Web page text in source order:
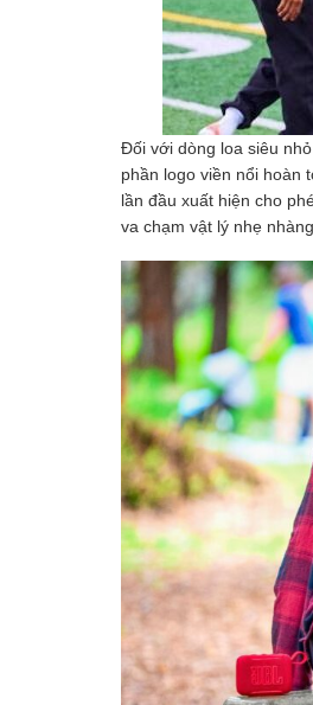
Đối với dòng loa siêu
phần logo viền nổi hoàn
lần đầu xuất hiện cho
va chạm vật lý nhẹ